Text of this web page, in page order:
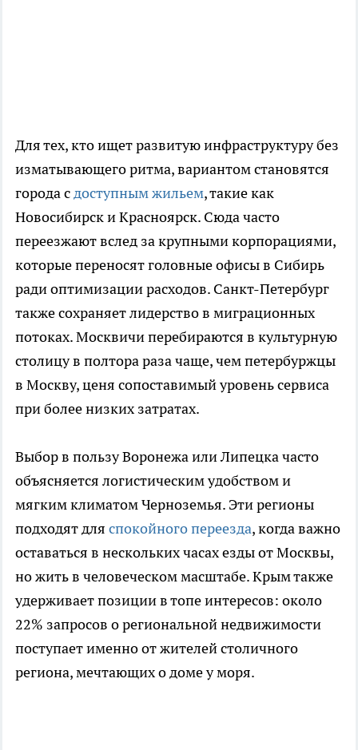
Для тех, кто ищет развитую инфраструктуру без
изматывающего ритма, вариантом становятся
города сдоступным жильем, такие как
Новосибирск и Красноярск. Сюда часто
переезжают вслед за крупными корпорациями,
которые переносят головные офисы в Сибирь
ради оптимизации расходов. Санкт-Петербург
также сохраняет лидерство в миграционных
потоках. Москвичи перебираются в культурную
столицу в полтора раза чаще, чем петербуржцы
в Москву, ценя сопоставимый уровень сервиса
при более низких затратах.
Выбор в пользу Воронежа или Липецка часто
объясняется логистическим удобством и
мягким климатом Черноземья. Эти регионы
подходят для спокойного переезда, когда важно
оставаться в нескольких часах езды от Москвы,
но жить в человеческом масштабе. Крым также
удерживает позиции в топе интересов: около
22% запросов о региональной недвижимости
поступает именно от жителей столичного
региона, мечтающих о доме у моря.